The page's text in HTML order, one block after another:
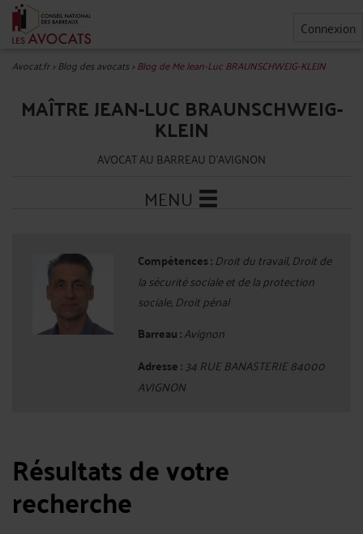
Connexion
Avocat.fr>Blog des avocats>Blog de Me Jean-Luc BRAUNSCHWEIG-KLEIN
MAÎTRE JEAN-LUC BRAUNSCHWEIG-
KLEIN
AVOCAT AU BARREAU D'AVIGNON
MENU
Compétences : Droit du travail, Droit de
la sécurité sociale et de la protection
sociale, Droit pénal
Barreau :Avignon
Adresse :34 RUE BANASTERIE 84000
AVIGNON
Résultats de votre
recherche